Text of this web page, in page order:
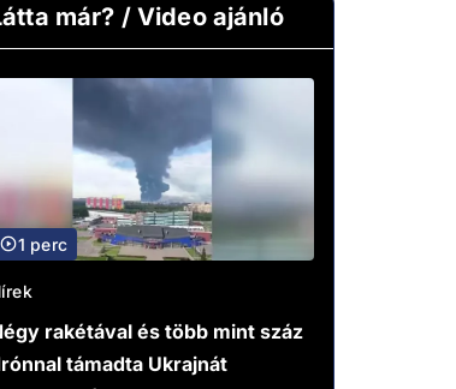
már? / Video ajánló
1 perc
rakétával és több mint száz
támadta Ukrajnát